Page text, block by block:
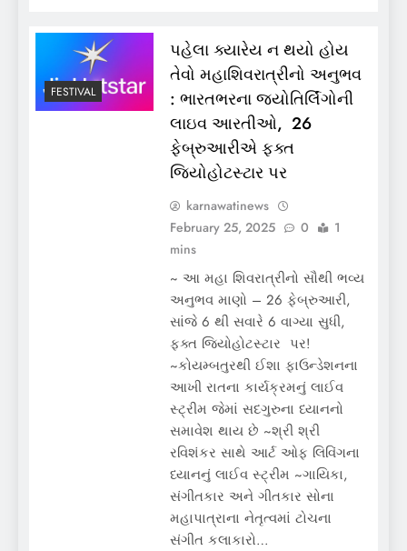
FESTIVAL
પહેલા ક્યારેય ન થયો હોય
તેવો મહાશિવરાત્રીનો અનુભવ
: ભારતભરના જ્યોતિર્લિંગોની
લાઇવ આરતીઓ, 26
ફેબ્રુઆરીએ ફક્ત
જિયોહોટસ્ટાર પર
karnawatinews
February 25, 2025
0
1
mins
~ આ મહા શિવરાત્રીનો સૌથી ભવ્ય
અનુભવ માણો – 26 ફેબ્રુઆરી,
સાંજે 6 થી સવારે 6 વાગ્યા સુધી,
ફક્ત જિયોહોટસ્ટાર પર!
~કોયમ્બતુરથી ઈશા ફાઉન્ડેશનના
આખી રાતના કાર્યક્રમનું લાઈવ
સ્ટ્રીમ જેમાં સદગુરુના ધ્યાનનો
સમાવેશ થાય છે ~શ્રી શ્રી
રવિશંકર સાથે આર્ટ ઓફ લિવિંગના
ધ્યાનનું લાઈવ સ્ટ્રીમ ~ગાયિકા,
સંગીતકાર અને ગીતકાર સોના
મહાપાત્રાના નેતૃત્વમાં ટોચના
સંગીત કલાકારો…